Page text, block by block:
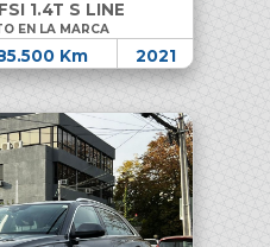
1.4T S LINE
EN LA MARCA
Km 2021